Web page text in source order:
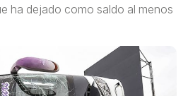
ha dejado como saldo al menos